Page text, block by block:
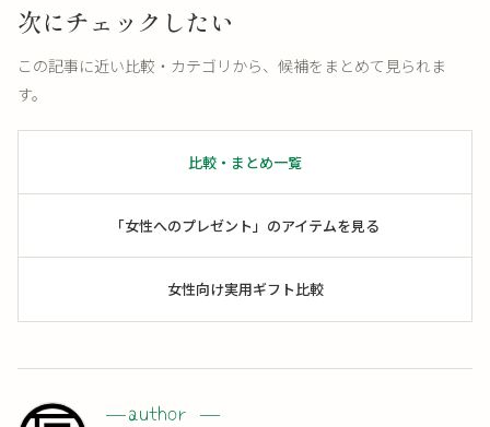
次にチェックしたい
この記事に近い比較・カテゴリから、候補をまとめて見られま
す。
比較・まとめ一覧
「女性へのプレゼント」のアイテムを見る
女性向け実用ギフト比較